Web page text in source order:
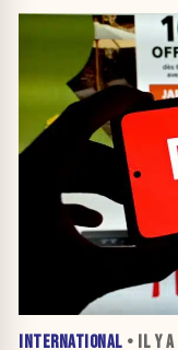
INTERNATIONAL • IL Y A